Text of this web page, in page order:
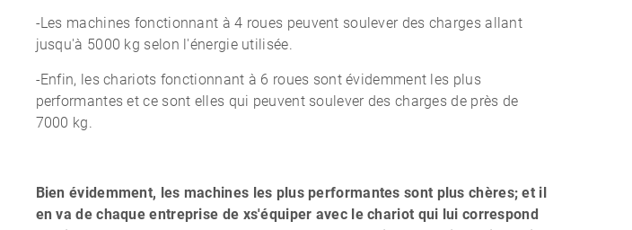
-Les machines fonctionnant à 4 roues peuvent soulever des charges allant
jusqu'à 5000 kg selon l'énergie utilisée.
-Enfin, les chariots fonctionnant à 6 roues sont évidemment les plus
performantes et ce sont elles qui peuvent soulever des charges de près de
7000 kg.
Bien évidemment, les machines les plus performantes sont plus chères; et il
en va de chaque entreprise de xs'équiper avec le chariot qui lui correspond